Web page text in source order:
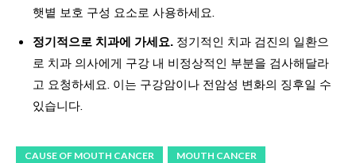
햇볕 보호 구성 요소로 사용하세요.
정기적으로 치과에 가세요. 정기적인 치과 검진의 일환으
로 치과 의사에게 구강 내 비정상적인 부분을 검사해달라
고 요청하세요. 이는 구강암이나 전암성 변화의 징후일 수
있습니다.
CAUSE OF MOUTH CANCER
MOUTH CANCER